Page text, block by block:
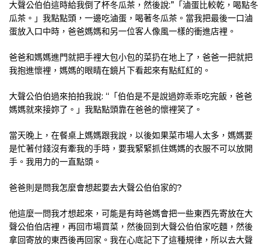
大聲公伯伯這時給我倒了杯冬瓜茶，然後說:”「滷蛋比較乾，喝點冬
瓜茶。」我點點頭，一邊吃滷蛋，喝著冬瓜茶。當我把最後一口滷
蛋放入口中時，爸爸媽媽和另一位客人像風一樣的衝進店裡。
爸爸和媽媽進門就把手裡大包小包的菜扔在地上了，爸爸一把就把
我抱進懷裡，媽媽的眼睛在鏡片下看起來有點紅紅的。
大聲公伯伯過來拍拍我說: “「伯伯是不是說過妳乖乖吃完飯，爸爸
媽媽就來接妳了。」我點點頭靠在爸爸的懷裡笑了。
當天晚上，在餐桌上媽媽跟我說，以後如果菜市場人太多，媽媽要
是忙著付錢沒有牽我的手時，要我緊緊抓住媽媽的衣服不可以放開
手。我用力的一直點頭。
爸爸則是問我怎麼會想起要去大聲公伯伯家的?
他這麼一問我才想起來，可能是有時爸媽會把一些東西先寄放在大
聲公伯伯店裡，再回市場買菜，然後回到大聲公伯伯家吃麵，然後
拿回寄放的東西後再回家。我在心底記下了這種規律，所以去大聲